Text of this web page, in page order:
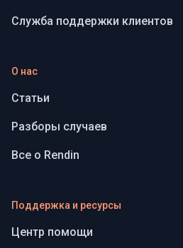
Служба поддержки клиентов
О нас
Статьи
Разборы случаев
Все о Rendin
Поддержка и ресурсы
Центр помощи